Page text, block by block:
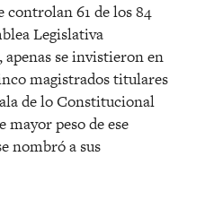
controlan 61 de los 84
Legislativa
se invistieron en
magistrados titulares
de lo Constitucional
mayor peso de ese
nombró a sus